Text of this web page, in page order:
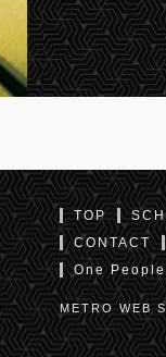
TOP
CONTACT
One
METRO WEB